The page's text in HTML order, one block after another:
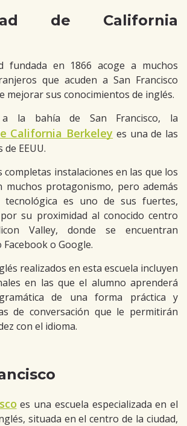
de California
fundada en 1866 acoge a muchos
que acuden a San Francisco
mejorar sus conocimientos de inglés.
la bahía de San Francisco, la
California Berkeley es una de las
EEUU.
completas instalaciones en las que los
muchos protagonismo, pero además
tecnológica es uno de sus fuertes,
su proximidad al conocido centro
Valley, donde se encuentran
o Google.
realizados en esta escuela incluyen
en las que el alumno aprenderá
de una forma práctica y
de conversación que le permitirán
con el idioma.
es una escuela especializada en el
situada en el centro de la ciudad,